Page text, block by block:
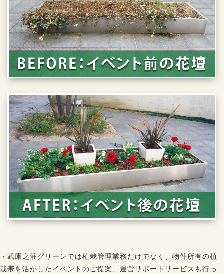
・武庫之荘グリーンでは植栽管理業務だけでなく、物件所有の植
栽帯を活かしたイベントのご提案、運営サポートサービスも行っ